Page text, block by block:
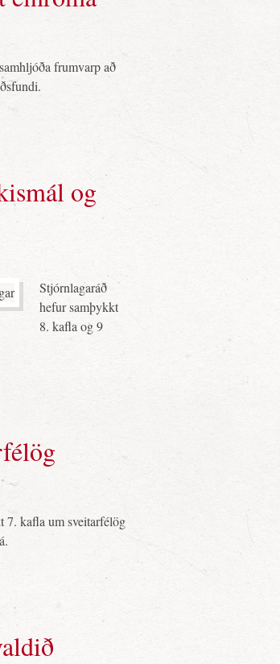
frumvarp að
og
Stjórnlagaráð
hefur samþykkt
8. kafla og 9
7. kafla um sveitarfélög